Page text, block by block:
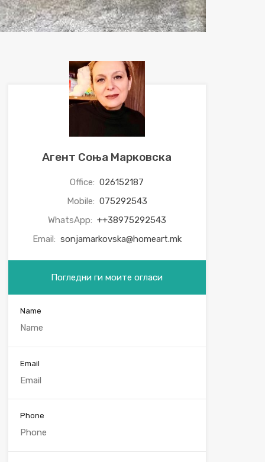
Агент Соња Марковска
Office: 026152187
Mobile: 075292543
WhatsApp: ++38975292543
Email: sonjamarkovska@homeart.mk
Погледни ги моите огласи
Name
Email
Phone